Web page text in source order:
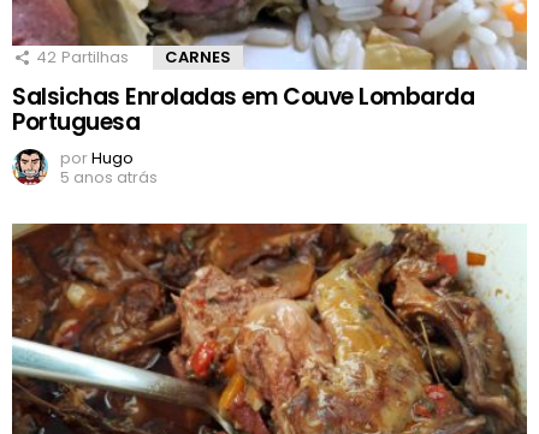
42 Partilhas CARNES
Salsichas Enroladas em Couve Lombarda
Portuguesa
porHugo
5 anos atrás